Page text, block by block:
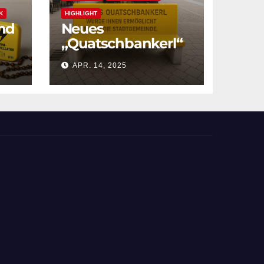
HIGHLIGHT
Neues
„Quatschbankerl“
am Hauptplatz
enthüllt
APR. 14, 2025